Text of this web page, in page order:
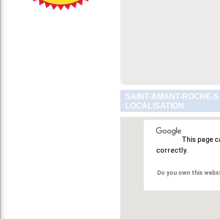
SAINT-AMANT-ROCHE-
LOCALISATION
This page
correctly.
Do you own this